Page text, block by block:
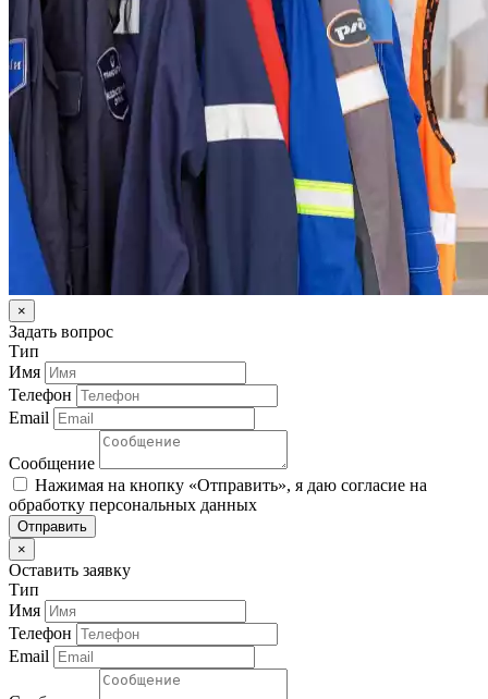
×
Задать вопрос
Тип
Имя
Телефон
Email
Сообщение
Нажимая на кнопку «Отправить», я даю согласие на
обработку персональных данных
Отправить
×
Оставить заявку
Тип
Имя
Телефон
Email